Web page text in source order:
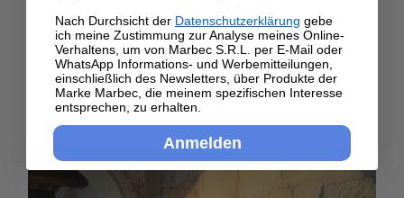
Auch die Steintür mit Pfosten und Stürze aus
lokalem grauem Sandstein wurde einem
ähnlichen Restaurierungsprozess unterzogen,
einschließlich der Anwendung von TIM zum
Schutz vor zukünftigen Schäden.
Nach Durchsicht der Datenschutzerklärung gebe
ich meine Zustimmung zur Analyse meines Online-
Verhaltens, um von Marbec S.R.L. per E-Mail oder
WhatsApp Informations- und Werbemitteilungen,
einschließlich des Newsletters, über Produkte der
Marke Marbec, die meinem spezifischen Interesse
entsprechen, zu erhalten.
Anmelden